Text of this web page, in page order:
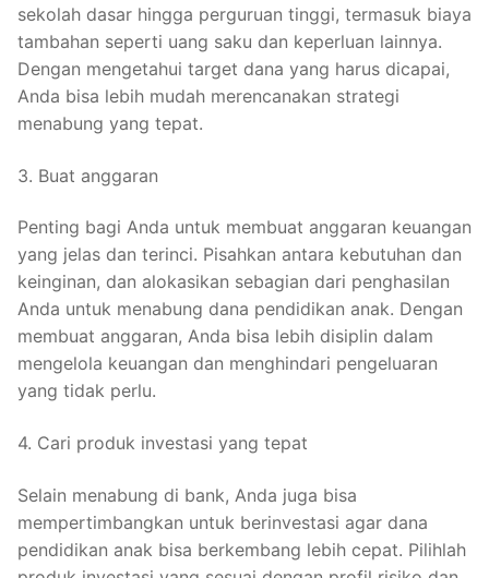
sekolah dasar hingga perguruan tinggi, termasuk biaya
tambahan seperti uang saku dan keperluan lainnya.
Dengan mengetahui target dana yang harus dicapai,
Anda bisa lebih mudah merencanakan strategi
menabung yang tepat.
3. Buat anggaran
Penting bagi Anda untuk membuat anggaran keuangan
yang jelas dan terinci. Pisahkan antara kebutuhan dan
keinginan, dan alokasikan sebagian dari penghasilan
Anda untuk menabung dana pendidikan anak. Dengan
membuat anggaran, Anda bisa lebih disiplin dalam
mengelola keuangan dan menghindari pengeluaran
yang tidak perlu.
4. Cari produk investasi yang tepat
Selain menabung di bank, Anda juga bisa
mempertimbangkan untuk berinvestasi agar dana
pendidikan anak bisa berkembang lebih cepat. Pilihlah